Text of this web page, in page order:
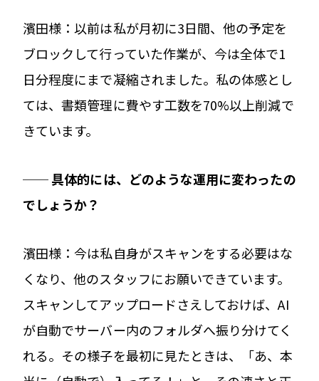
濱田様：以前は私が月初に3日間、他の予定を
ブロックして行っていた作業が、今は全体で1
日分程度にまで凝縮されました。私の体感とし
ては、書類管理に費やす工数を70%以上削減で
きています。
── 具体的には、どのような運用に変わったの
でしょうか？
濱田様：今は私自身がスキャンをする必要はな
くなり、他のスタッフにお願いできています。
スキャンしてアップロードさえしておけば、AI
が自動でサーバー内のフォルダへ振り分けてく
れる。その様子を最初に見たときは、「あ、本